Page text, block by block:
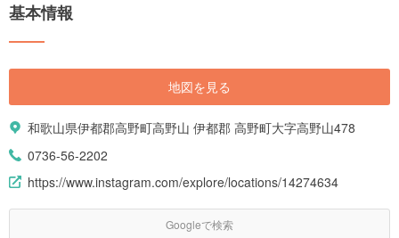
基本情報
地図を見る
和歌山県伊都郡高野町高野山 伊都郡 高野町大字高野山478
0736-56-2202
https://www.instagram.com/explore/locations/14274634
Googleで検索